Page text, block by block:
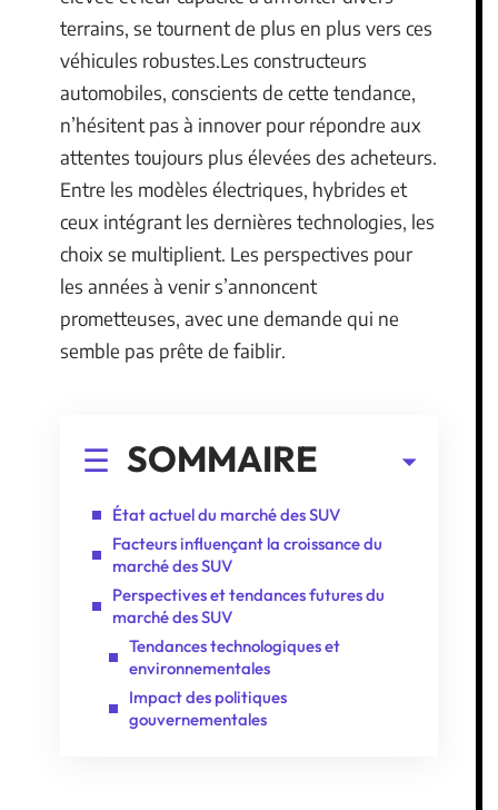
terrains, se tournent de plus en plus vers ces
véhicules robustes.Les constructeurs
automobiles, conscients de cette tendance,
n’hésitent pas à innover pour répondre aux
attentes toujours plus élevées des acheteurs.
Entre les modèles électriques, hybrides et
ceux intégrant les dernières technologies, les
choix se multiplient. Les perspectives pour
les années à venir s’annoncent
prometteuses, avec une demande qui ne
semble pas prête de faiblir.
SOMMAIRE
État actuel du marché des SUV
Facteurs influençant la croissance du
marché des SUV
Perspectives et tendances futures du
marché des SUV
Tendances technologiques et
environnementales
Impact des politiques
gouvernementales